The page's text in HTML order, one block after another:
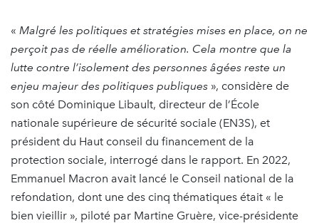
« Malgré les politiques et stratégies mises en place, on ne
perçoit pas de réelle amélioration. Cela montre que la
lutte contre l’isolement des personnes âgées reste un
enjeu majeur des politiques publiques », considère de
son côté Dominique Libault, directeur de l’École
nationale supérieure de sécurité sociale (EN3S), et
président du Haut conseil du financement de la
protection sociale, interrogé dans le rapport. En 2022,
Emmanuel Macron avait lancé le Conseil national de la
refondation, dont une des cinq thématiques était « le
bien vieillir », piloté par Martine Gruère, vice-présidente